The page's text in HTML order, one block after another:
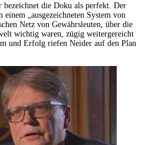
die Doku als perfekt. Der
„ausgezeichneten System von
Netz von Gewährsleuten, über die
wichtig waren, zügig weitergereicht
und Erfolg riefen Neider auf den Plan